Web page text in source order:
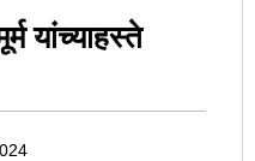
यांच्याहस्ते